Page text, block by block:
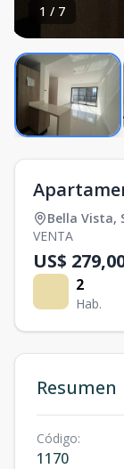
1 / 7
Bella Vista,
VENTA
US$
2
Hab.
Resumen
Código:
1170